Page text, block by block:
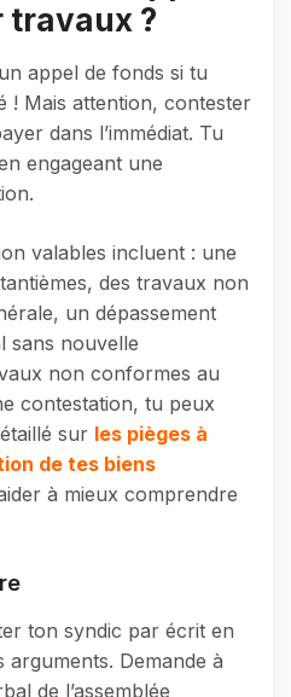
travaux ?
appel de fonds si tu
! Mais attention, contester
dans l’immédiat. Tu
engageant une
valables incluent : une
des travaux non
un dépassement
sans nouvelle
non conformes au
contestation, tu peux
sur les pièges à
de tes biens
à mieux comprendre
ton syndic par écrit en
Demande à
de l’assemblée